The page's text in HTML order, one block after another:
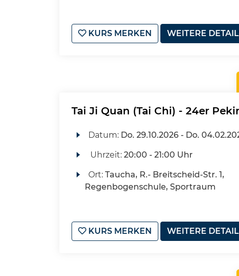
KURS MERKEN WEITERE
Tai Ji Quan (Tai Chi) - 24er
Datum: Do. 29.10.2026 - Do.
Uhrzeit: 20:00 - 21:00 Uhr
Ort: Taucha, R.- Breitscheid-Str. 1,
Regenbogenschule, Sportraum
KURS MERKEN WEITERE